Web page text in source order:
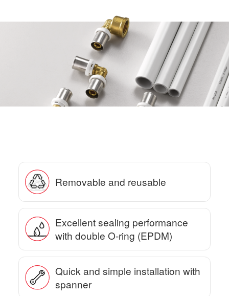
Removable and reusable
Excellent sealing performance
with double O-ring (EPDM)
Quick and simple installation with
spanner